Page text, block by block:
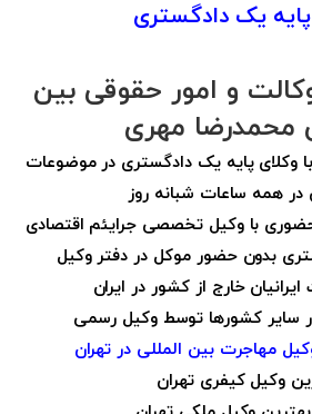
یک دادگستری
و امور حقوقی بین
محمدرضا مهری
وکلای پایه یک دادگستری در موضوعات
همه ساعات شبانه روز
با وکیل تخصصی جرایئم اقتصادی
بدون حضور موکل در دفتر وکیل
خارج از کشور در ایران
در سایر کشورها توسط وکیل رسمی
مهاجرت بین المللی در تهران
وکیل کیفری تهران